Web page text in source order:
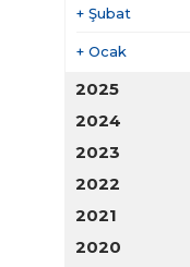
+ Şubat
+ Ocak
2025
2024
2023
2022
2021
2020